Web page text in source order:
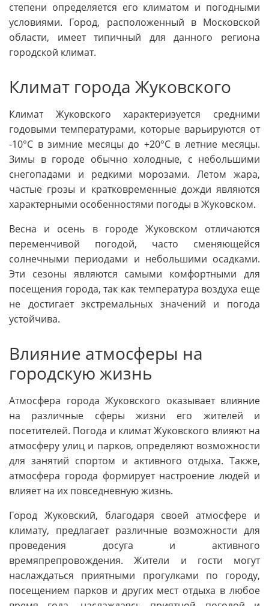
степени определяется его климатом и погодными
условиями. Город, расположенный в Московской
области, имеет типичный для данного региона
городской климат.
Климат города Жуковского
Климат Жуковского характеризуется средними
годовыми температурами, которые варьируются от
-10°С в зимние месяцы до +20°С в летние месяцы.
Зимы в городе обычно холодные, с небольшими
снегопадами и редкими морозами. Летом жара,
частые грозы и кратковременные дожди являются
характерными особенностями погоды в Жуковском.
Весна и осень в городе Жуковском отличаются
переменчивой погодой, часто сменяющейся
солнечными периодами и небольшими осадками.
Эти сезоны являются самыми комфортными для
посещения города, так как температура воздуха еще
не достигает экстремальных значений и погода
устойчива.
Влияние атмосферы на
городскую жизнь
Атмосфера города Жуковского оказывает влияние
на различные сферы жизни его жителей и
посетителей. Погода и климат Жуковского влияют на
атмосферу улиц и парков, определяют возможности
для занятий спортом и активного отдыха. Также,
атмосфера города формирует настроение людей и
влияет на их повседневную жизнь.
Город Жуковский, благодаря своей атмосфере и
климату, предлагает различные возможности для
проведения досуга и активного
времяпрепровождения. Жители и гости могут
наслаждаться приятными прогулками по городу,
посещением парков и других мест отдыха в любое